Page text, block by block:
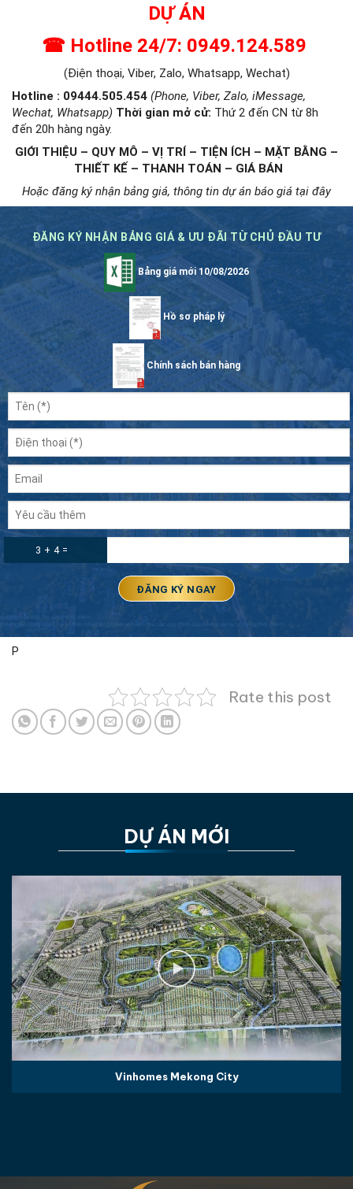
DỰ ÁN
☎ Hotline 24/7: 0949.124.589
(Điện thoại, Viber, Zalo, Whatsapp, Wechat)
Hotline : 09444.505.454 (Phone, Viber, Zalo, iMessage,
Wechat, Whatsapp) Thời gian mở cử: Thứ 2 đến CN từ 8h
đến 20h hàng ngày.
GIỚI THIỆU – QUY MÔ – VỊ TRÍ – TIỆN ÍCH – MẶT BẰNG –
THIẾT KẾ – THANH TOÁN – GIÁ BÁN
Hoặc đăng ký nhận bảng giá, thông tin dự án báo giá tại đây
ĐĂNG KÝ NHẬN BẢNG GIÁ & ƯU ĐÃI TỪ CHỦ ĐẦU TƯ
Bảng giá mới 10/08/2026
Hồ sơ pháp lý
Chính sách bán hàng
3 + 4 =
P
Rate this post
DỰ ÁN MỚI
Vinhomes Mekong City